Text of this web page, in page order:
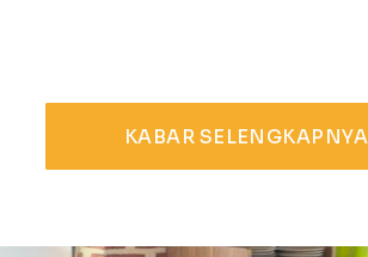
KABAR SELENGKAPNYA